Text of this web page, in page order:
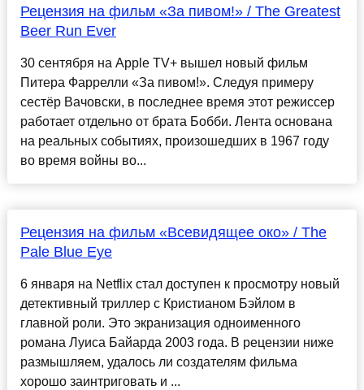
Рецензия на фильм «За пивом!» / The Greatest
Beer Run Ever
30 сентября на Apple TV+ вышел новый фильм
Питера Фаррелли «За пивом!». Следуя примеру
сестёр Вачовски, в последнее время этот режиссер
работает отдельно от брата Бобби. Лента основана
на реальных событиях, произошедших в 1967 году
во время войны во...
Рецензия на фильм «Всевидящее око» / The
Pale Blue Eye
6 января на Netflix стал доступен к просмотру новый
детективный триллер с Кристианом Бэйлом в
главной роли. Это экранизация одноименного
романа Луиса Байарда 2003 года. В рецензии ниже
размышляем, удалось ли создателям фильма
хорошо заинтриговать и ...